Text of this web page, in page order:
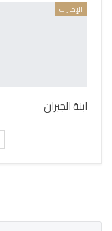
الإمارات
ابنة الجيران